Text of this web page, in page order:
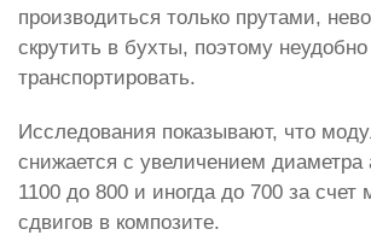
производиться только прутами,
скрутить в бухты, поэтому неудобно
транспортировать.
Исследования показывают, что
снижается с увеличением диаметра
1100 до 800 и иногда до 700 за счет
сдвигов в композите.